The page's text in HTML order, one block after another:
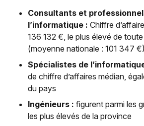
Consultants et
l’informatique : Chiffre
136 132 €, le plus élevé de
(moyenne nationale : 101 347 €)
Spécialistes de
de chiffre d’affaires médian,
du pays
Ingénieurs : figurent parmi les
les plus élevés de la province